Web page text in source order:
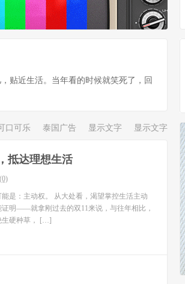
贴近生活。当年看的时候就笑死了，回
口可乐 泰国广告 显示文字 显示文字
抵达理想生活
是：主动权。 从大处看，渴望掌控生活主动
明——就拿刚过去的双11来说，与往年相比，
生硬种草， […]